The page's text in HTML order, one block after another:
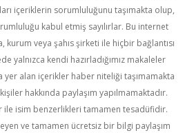
içeriklerin sorumluluğunu taşımakta olup,
kabul etmiş sayılırlar. Bu internet
veya şahıs şirketi ile hiçbir bağlantısı
yalnızca kendi hazırladığımız makaleler
yer alan içerikler haber niteliği taşımamakta
hakkında paylaşım yapılmamaktadır.
ile isim benzerlikleri tamamen tesadüfidir.
ve tamamen ücretsiz bir bilgi paylaşım